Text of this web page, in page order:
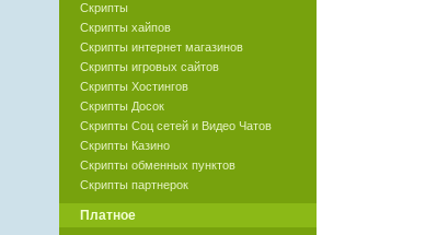
Скрипты
Скрипты хайпов
Скрипты интернет магазинов
Скрипты игровых сайтов
Скрипты Хостингов
Скрипты Досок
Скрипты Соц сетей и Видео Чатов
Скрипты Казино
Скрипты обменных пунктов
Скрипты партнерок
Платное